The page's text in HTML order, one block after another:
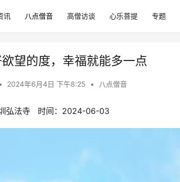
讯 八点僧音 高僧访谈 心乐菩提 专题
望的度，幸福就能多一点
• 2024年6月4日 下午8:25 • 八点僧音
弘法寺   时间：2024-06-03